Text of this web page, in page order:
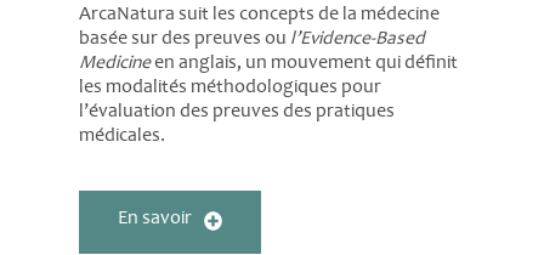
ArcaNatura suit les concepts de la médecine
basée sur des preuves ou l’Evidence-Based
Medicineen anglais, un mouvement qui définit
les modalités méthodologiques pour
l’évaluation des preuves des pratiques
médicales.
En savoir